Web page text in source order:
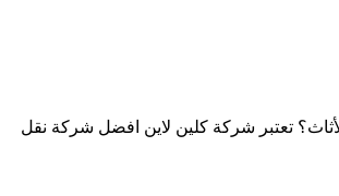
تعتبر شركة كلين لاين افضل شركة نقل